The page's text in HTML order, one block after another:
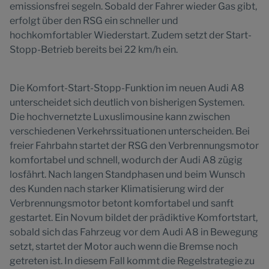
emissionsfrei segeln. Sobald der Fahrer wieder Gas gibt,
erfolgt über den RSG ein schneller und
hochkomfortabler Wiederstart. Zudem setzt der Start-
Stopp-Betrieb bereits bei 22 km/h ein.
Die Komfort-Start-Stopp-Funktion im neuen Audi A8
unterscheidet sich deutlich von bisherigen Systemen.
Die hochvernetzte Luxuslimousine kann zwischen
verschiedenen Verkehrssituationen unterscheiden. Bei
freier Fahrbahn startet der RSG den Verbrennungsmotor
komfortabel und schnell, wodurch der Audi A8 zügig
losfährt. Nach langen Standphasen und beim Wunsch
des Kunden nach starker Klimatisierung wird der
Verbrennungsmotor betont komfortabel und sanft
gestartet. Ein Novum bildet der prädiktive Komfortstart,
sobald sich das Fahrzeug vor dem Audi A8 in Bewegung
setzt, startet der Motor auch wenn die Bremse noch
getreten ist. In diesem Fall kommt die Regelstrategie zu